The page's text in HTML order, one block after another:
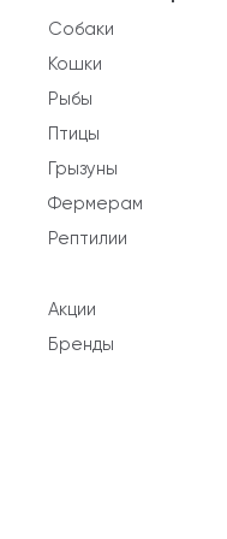
Собаки
Кошки
Рыбы
Птицы
Грызуны
Фермерам
Рептилии
Акции
Бренды